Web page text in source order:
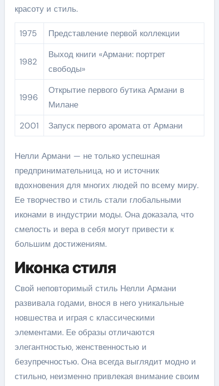
красоту и стиль.
1975 Представление первой коллекции
1982
Выход книги «Армани: портрет
свободы»
1996
Открытие первого бутика Армани в
Милане
2001
Запуск первого аромата от Армани
Нелли Армани — не только успешная
предпринимательница, но и источник
вдохновения для многих людей по всему миру.
Ее творчество и стиль стали глобальными
иконами в индустрии моды. Она доказала, что
смелость и вера в себя могут привести к
большим достижениям.
Иконка стиля
Свой неповторимый стиль Нелли Армани
развивала годами, внося в него уникальные
новшества и играя с классическими
элементами. Ее образы отличаются
элегантностью, женственностью и
безупречностью. Она всегда выглядит модно и
стильно, неизменно привлекая внимание своим